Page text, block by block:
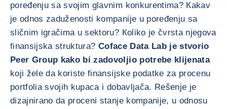
poređenju sa svojim glavnim konkurentima? Кakav
je odnos zaduženosti kompanije u poređenju sa
sličnim igračima u sektoru? Кoliko je čvrsta njegova
finansijska struktura? Coface Data Lab je stvorio
Peer Group kako bi zadovoljio potrebe klijenata
koji žele da koriste finansijske podatke za procenu
portfolia svojih kupaca i dobavljača. Rešenje je
dizajnirano da proceni stanje kompanije, u odnosu